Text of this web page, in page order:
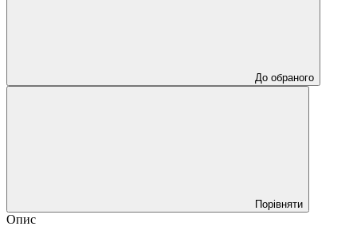
До обраного
Порівняти
Опис